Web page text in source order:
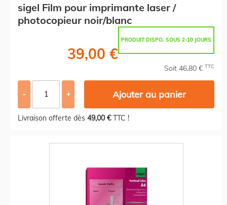
sigel Film pour imprimante laser /
photocopieur noir/blanc
PRODUIT DISPO. SOUS 2-10 JOURS
39,00 €
Soit 46,80 € TTC
- + Ajouter au panier
Livraison offerte dès 49,00 €TTC !